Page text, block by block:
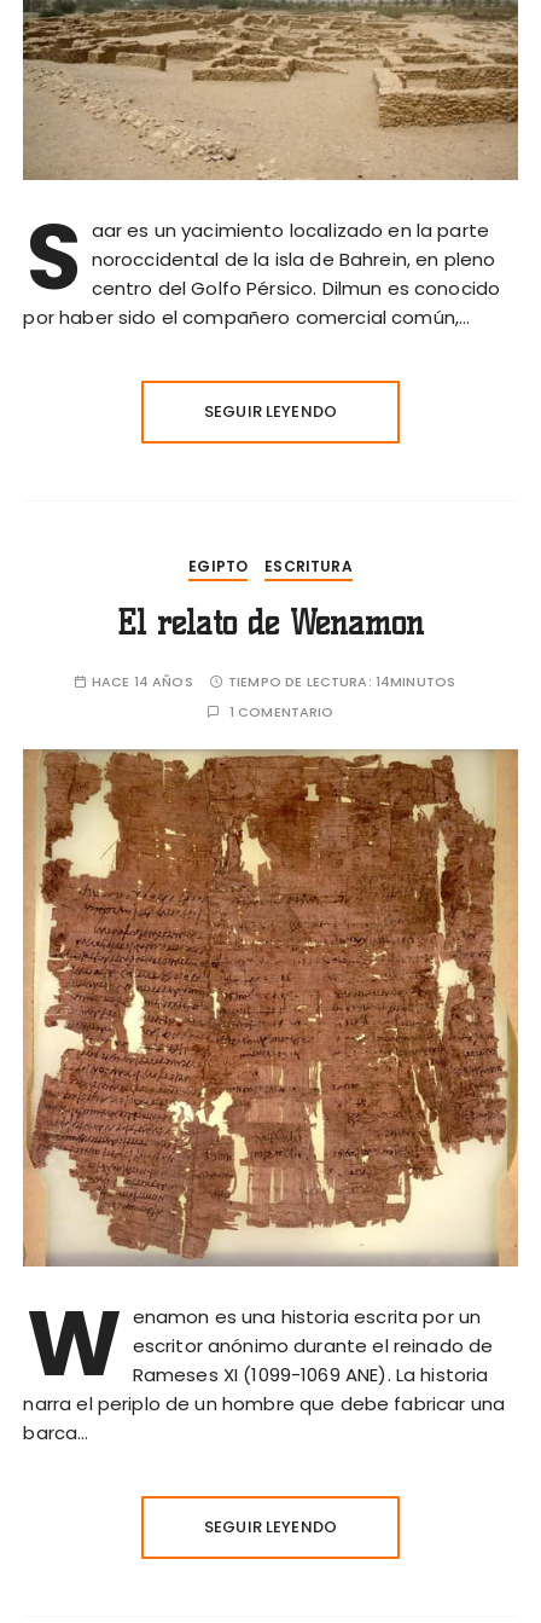
S aar es un yacimiento localizado en la parte
noroccidental de la isla de Bahrein, en pleno
centro del Golfo Pérsico. Dilmun es conocido
por haber sido el compañero comercial común,…
SEGUIR LEYENDO
EGIPTO ESCRITURA
El relato de Wenamon
HACE 14 AÑOS TIEMPO DE LECTURA: 14MINUTOS
1 COMENTARIO
W enamon es una historia escrita por un
escritor anónimo durante el reinado de
Rameses XI (1099-1069 ANE). La historia
narra el periplo de un hombre que debe fabricar una
barca…
SEGUIR LEYENDO